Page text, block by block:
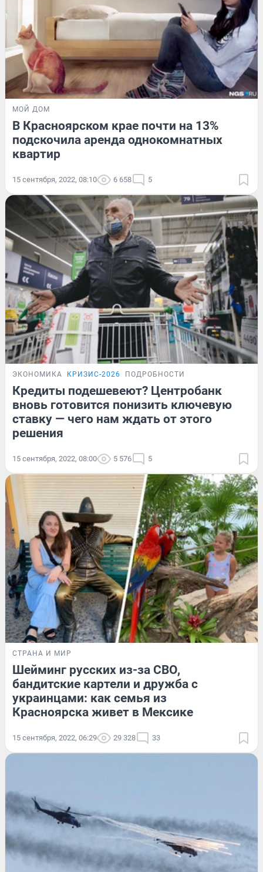
МОЙ ДОМ
В Красноярском крае почти на 13%
подскочила аренда однокомнатных
квартир
15 сентября, 2022, 08:10 6 658 5
ЭКОНОМИКА КРИЗИС-2026 ПОДРОБНОСТИ
Кредиты подешевеют? Центробанк
вновь готовится понизить ключевую
ставку — чего нам ждать от этого
решения
15 сентября, 2022, 08:00 5 576 5
СТРАНА И МИР
Шейминг русских из-за СВО,
бандитские картели и дружба с
украинцами: как семья из
Красноярска живет в Мексике
15 сентября, 2022, 06:29 29 328 33